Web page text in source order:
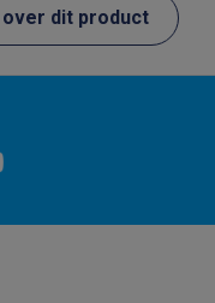
Pasta en
vis in de
dit product